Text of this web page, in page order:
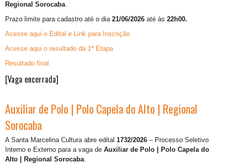
Regional Sorocaba.
Prazo limite para cadastro até o dia21/06/2026 até às 22h00.
Acesse aqui o Edital e Link para Inscrição
Acesse aqui o resultado da 1ª Etapa
Resultado final
[Vaga encerrada]
Auxiliar de Polo | Polo Capela do Alto | Regional
Sorocaba
A Santa Marcelina Cultura abre edital 1732/2026 – Processo Seletivo
Interno e Externo para a vaga de Auxiliar de Polo | Polo Capela do
Alto | Regional Sorocaba.